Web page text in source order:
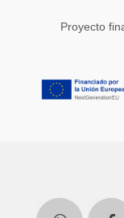
Proyecto